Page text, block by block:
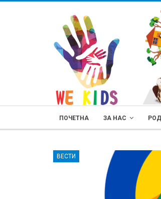
ПОЧЕТНА ЗА НАС
ВЕСТИ